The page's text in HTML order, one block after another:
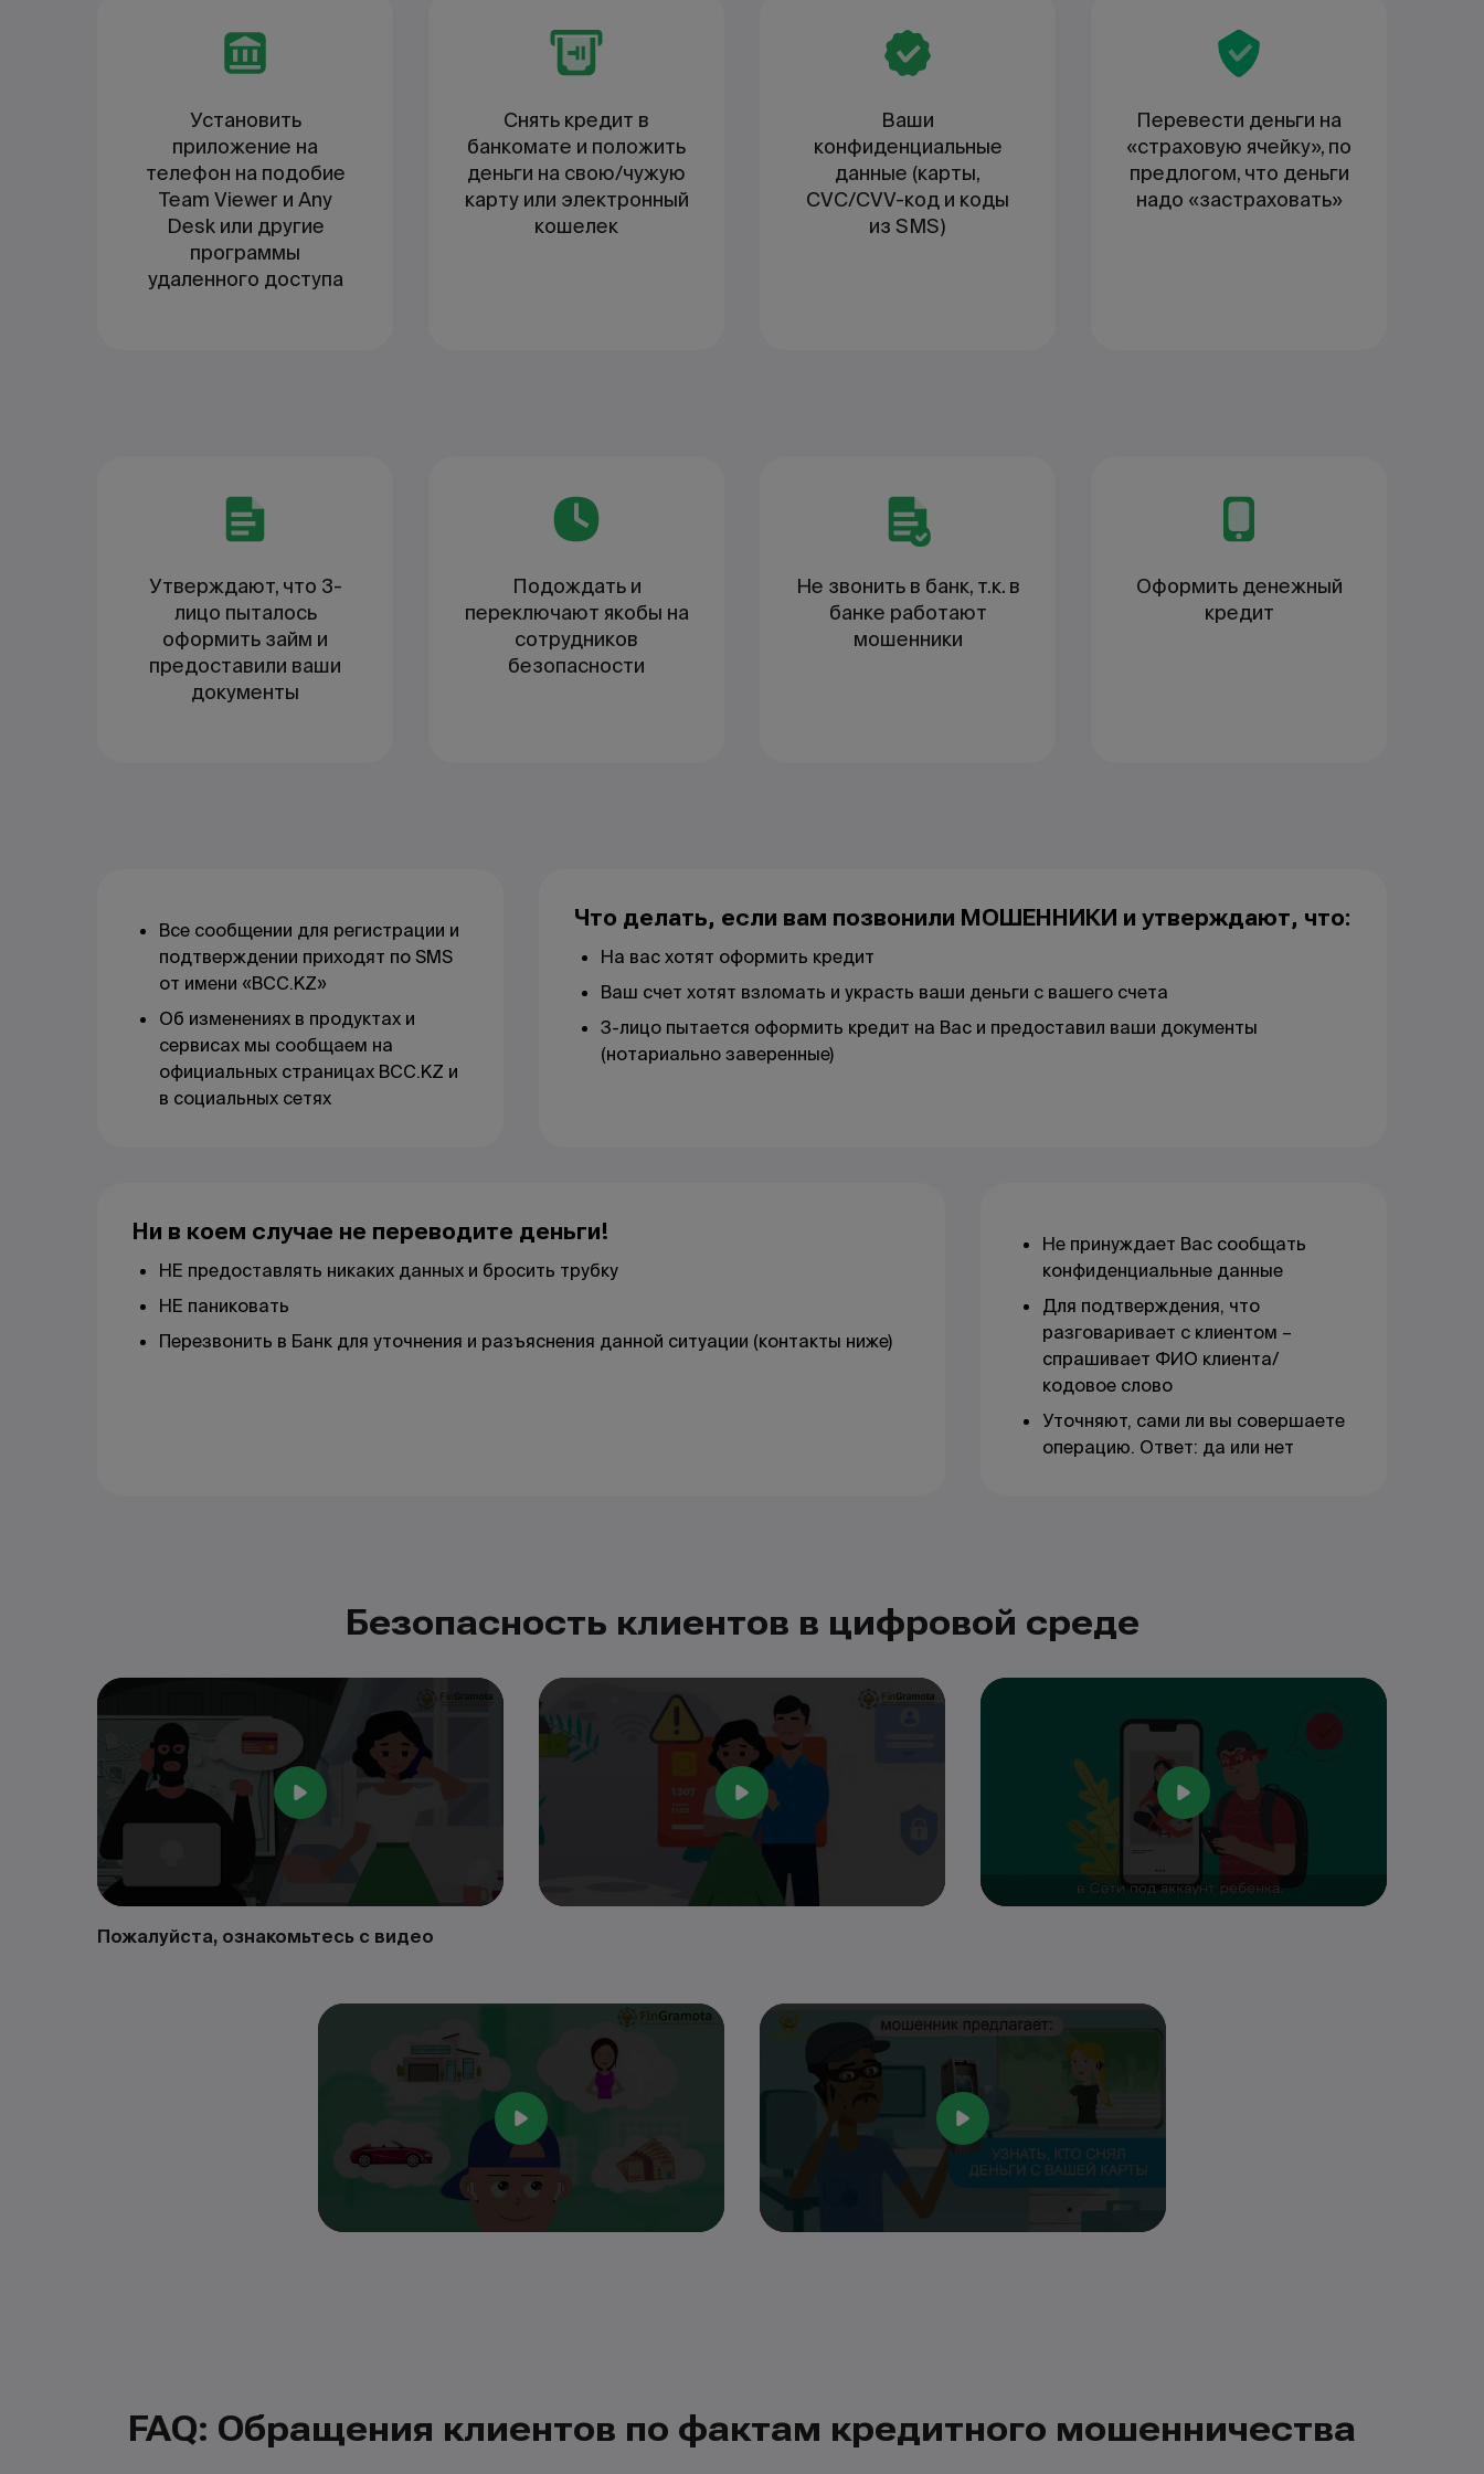
Установить
приложение на
телефон на подобие
Team Viewer и Any
Desk или другие
программы
удаленного доступа
Снять кредит в
банкомате и положить
деньги на свою/чужую
карту или электронный
кошелек
Ваши
конфиденциальные
данные (карты,
CVC/CVV-код и коды
из SMS)
Перевести деньги на
«страховую ячейку», по
предлогом, что деньги
надо «застраховать»
Утверждают, что 3-
лицо пыталось
оформить займ и
предоставили ваши
документы
Подождать и
переключают якобы на
сотрудников
безопасности
Не звонить в банк, т.к. в
банке работают
мошенники
Оформить денежный
кредит
Все сообщении для регистрации и
подтверждении приходят по SMS
от имени «BCC.KZ»
Об изменениях в продуктах и
сервисах мы сообщаем на
официальных страницах BCC.KZ и
в социальных сетях
Что делать, если вам позвонили МОШЕННИКИ и утверждают, что:
На вас хотят оформить кредит
Ваш счет хотят взломать и украсть ваши деньги с вашего счета
3-лицо пытается оформить кредит на Вас и предоставил ваши документы
(нотариально заверенные)
Ни в коем случае не переводите деньги!
НЕ предоставлять никаких данных и бросить трубку
НЕ паниковать
Перезвонить в Банк для уточнения и разъяснения данной ситуации (контакты ниже)
Не принуждает Вас сообщать
конфиденциальные данные
Для подтверждения, что
разговаривает с клиентом –
спрашивает ФИО клиента/
кодовое слово
Уточняют, сами ли вы совершаете
операцию. Ответ: да или нет
Безопасность клиентов в цифровой среде
Пожалуйста, ознакомьтесь с видео
FAQ: Обращения клиентов по фактам кредитного мошенничества